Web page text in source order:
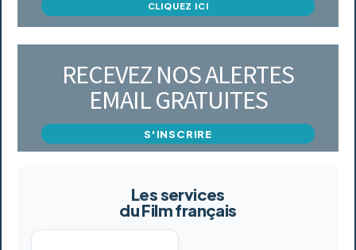
CLIQUEZ ICI
RECEVEZ NOS ALERTES
EMAIL GRATUITES
S'INSCRIRE
Les services
du Film français